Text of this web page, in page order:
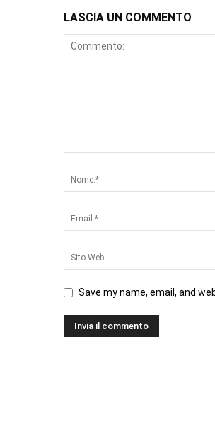
LASCIA UN COMMENTO
Save my name, email, and